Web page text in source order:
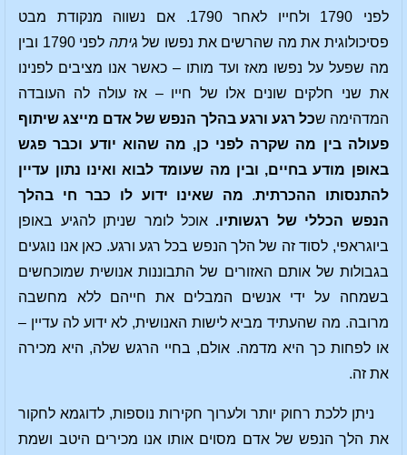
לפני 1790 ולחייו לאחר 1790. אם נשווה מנקודת מבט
פסיכולוגית את מה שהרשים את נפשו של גיתה
לפני 1790 ובין
מה שפעל על נפשו מאז ועד מותו – כאשר אנו מציבים לפנינו
את שני חלקים שונים אלו של חייו – אז עולה לה העובדה
המדהימה שכל רגע ורגע בהלך הנפש של אדם מייצג שיתוף
פעולה בין מה שקרה לפני כן, מה שהוא יודע וכבר פגש
באופן מודע בחיים, ובין מה שעומד לבוא ואינו נתון עדיין
להתנסותו ההכרתית. מה שאינו ידוע לו כבר חי בהלך
הנפש הכללי של רגשותיו. אוכל לומר שניתן להגיע באופן
ביוגראפי, לסוד זה של הלך הנפש בכל רגע ורגע. כאן אנו נוגעים
בגבולות של אותם האזורים של התבוננות אנושית שמוכחשים
בשמחה על ידי אנשים המבלים את חייהם ללא מחשבה
מרובה. מה שהעתיד מביא לישות האנושית, לא ידוע לה עדיין –
או לפחות כך היא מדמה. אולם, בחיי הרגש שלה, היא מכירה
את זה.
ניתן ללכת רחוק יותר ולערוך חקירות נוספות, לדוגמא לחקור
את הלך הנפש של אדם מסוים אותו אנו מכירים היטב ושמת